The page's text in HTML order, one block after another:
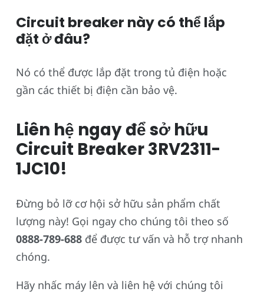
Circuit breaker này có thể lắp
đặt ở đâu?
Nó có thể được lắp đặt trong tủ điện hoặc
gần các thiết bị điện cần bảo vệ.
Liên hệ ngay để sở hữu
Circuit Breaker 3RV2311-
1JC10!
Đừng bỏ lỡ cơ hội sở hữu sản phẩm chất
lượng này! Gọi ngay cho chúng tôi theo số
0888-789-688 để được tư vấn và hỗ trợ nhanh
chóng.
Hãy nhấc máy lên và liên hệ với chúng tôi